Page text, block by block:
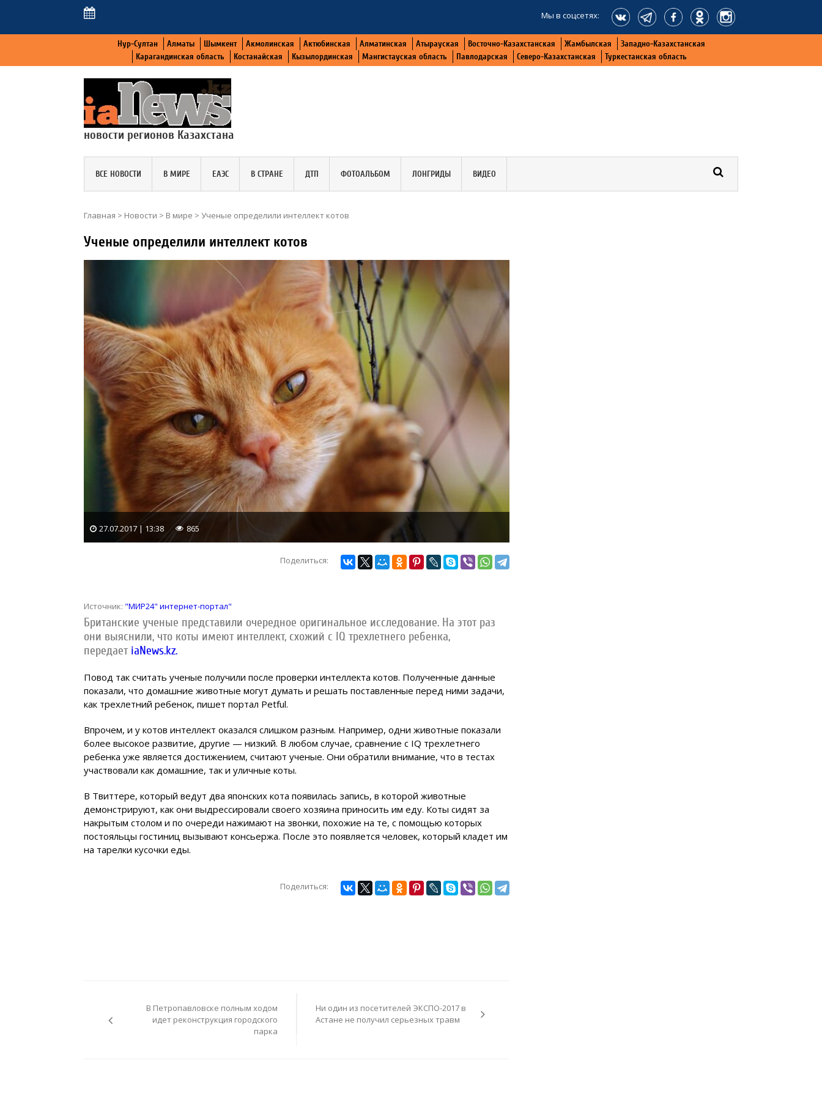
Мы в соцсетях:
Нур-Султан Алматы Шымкент Акмолинская Актюбинская Алматинская Атырауская Восточно-Казахстанская Жамбылская
Западно-Казахстанская
Карагандинская область
Костанайская Кызылординская Мангистауская область Павлодарская Северо-Казахстанская Туркестанская область
новости регионов Казахстана
ВСЕ НОВОСТИ В МИРЕ ЕАЭС В СТРАНЕ ДТП ФОТОАЛЬБОМ ЛОНГРИДЫ ВИДЕО
Главная > Новости > В мире > Ученые определили интеллект котов
Ученые определили интеллект котов
27.07.2017 | 13:38 865
Поделиться:
Источник: "МИР24" интернет-портал"
Британские ученые представили очередное оригинальное исследование. На этот раз
они выяснили, что коты имеют интеллект, схожий с IQ трехлетнего ребенка,
передает iaNews.kz.
Повод так считать ученые получили после проверки интеллекта котов. Полученные данные
показали, что домашние животные могут думать и решать поставленные перед ними задачи,
как трехлетний ребенок, пишет портал Petful.
Впрочем, и у котов интеллект оказался слишком разным. Например, одни животные показали
более высокое развитие, другие — низкий. В любом случае, сравнение с IQ трехлетнего
ребенка уже является достижением, считают ученые. Они обратили внимание, что в тестах
участвовали как домашние, так и уличные коты.
В Твиттере, который ведут два японских кота появилась запись, в которой животные
демонстрируют, как они выдрессировали своего хозяина приносить им еду. Коты сидят за
накрытым столом и по очереди нажимают на звонки, похожие на те, с помощью которых
постояльцы гостиниц вызывают консьержа. После это появляется человек, который кладет им
на тарелки кусочки еды.
Поделиться:
записям
В Петропавловске полным ходом
идет реконструкция городского
парка
Ни один из посетителей ЭКСПО-2017 в
Астане не получил серьезных травм